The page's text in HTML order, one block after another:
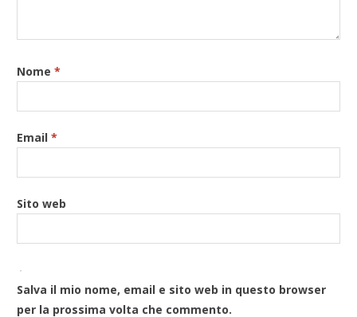
Nome*
Email*
Sito web
Salva il mio nome, email e sito web in questo browser
per la prossima volta che commento.